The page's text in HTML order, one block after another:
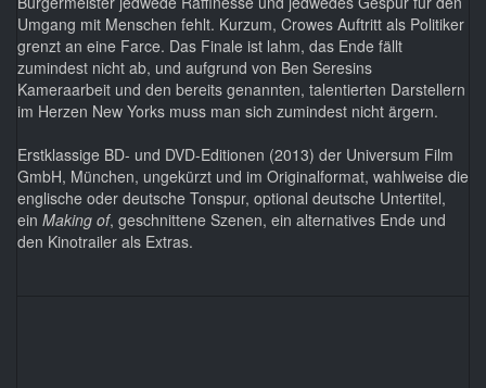
Umgang mit Menschen fehlt. Kurzum, Crowes Auftritt als Politiker
grenzt an eine Farce. Das Finale ist lahm, das Ende fällt
zumindest nicht ab, und aufgrund von Ben Seresins
Kameraarbeit und den bereits genannten, talentierten Darstellern
im Herzen New Yorks muss man sich zumindest nicht ärgern.
Erstklassige BD- und DVD-Editionen (2013) der Universum Film
GmbH, München, ungekürzt und im Originalformat, wahlweise die
englische oder deutsche Tonspur, optional deutsche Untertitel,
ein Making of, geschnittene Szenen, ein alternatives Ende und
den Kinotrailer als Extras.